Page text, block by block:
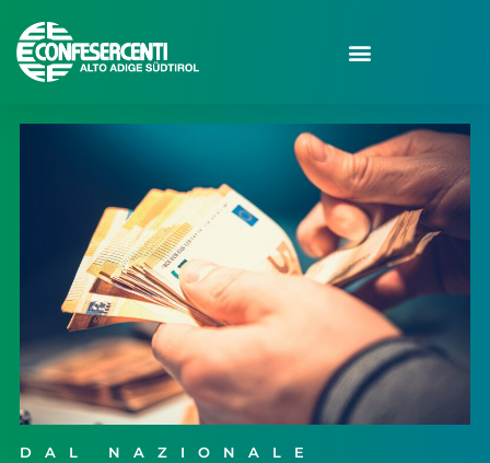
DAL NAZIONALE